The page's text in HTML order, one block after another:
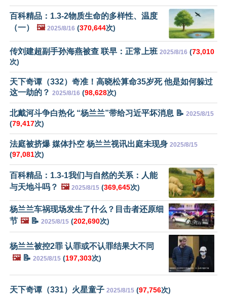
百科精品：1.3-2物质生命的多样性、温度
（一）
🖼️ 2025/8/16 (370,644次)
传刘建超副手孙海燕被查 联早：正常上班 2025/8/16 (73,010
次)
天下奇谭（332）奇准！高晓松算命35岁死 他是如何躲过
这一劫的？ 2025/8/16 (98,628次)
北戴河斗争白热化 “杨兰兰”带给习近平坏消息 📝 2025/8/15
(79,417次)
法庭被挤爆 媒体扑空 杨兰兰视讯出庭未现身 2025/8/15
(97,081次)
百科精品：1.3-1我们与自然的关系：人能
与天地斗吗？ 🖼️ 2025/8/15 (369,645次)
杨兰兰车祸现场发生了什么？目击者还原细
节 🖼️📝 2025/8/15 (202,690次)
杨兰兰被控2罪 认罪或不认罪结果大不同
🖼️📝 2025/8/15 (197,303次)
天下奇谭（331）火星童子 2025/8/15 (97,756次)